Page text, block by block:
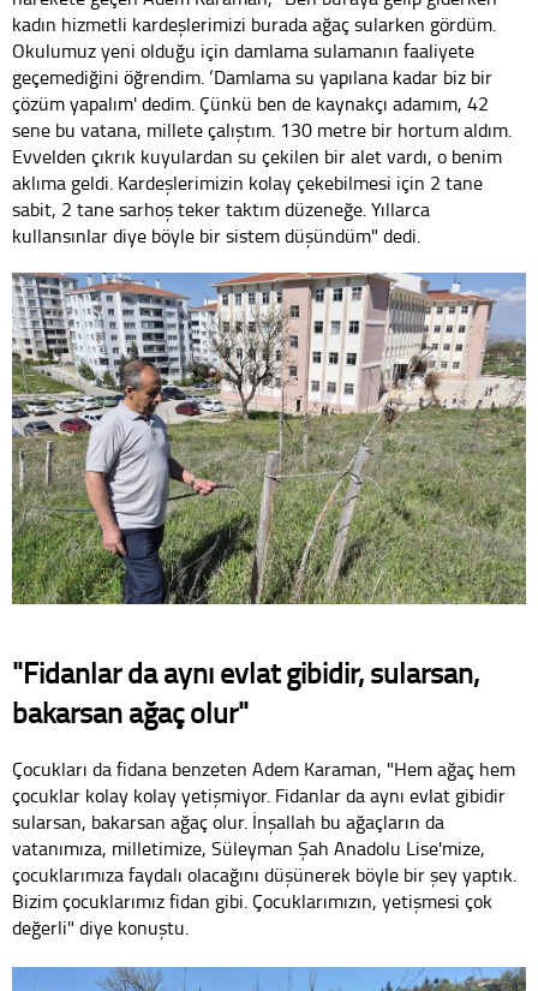
kadın hizmetli kardeşlerimizi burada ağaç sularken gördüm.
Okulumuz yeni olduğu için damlama sulamanın faaliyete
geçemediğini öğrendim. ‘Damlama su yapılana kadar biz bir
çözüm yapalım' dedim. Çünkü ben de kaynakçı adamım, 42
sene bu vatana, millete çalıştım. 130 metre bir hortum aldım.
Evvelden çıkrık kuyulardan su çekilen bir alet vardı, o benim
aklıma geldi. Kardeşlerimizin kolay çekebilmesi için 2 tane
sabit, 2 tane sarhoş teker taktım düzeneğe. Yıllarca
kullansınlar diye böyle bir sistem düşündüm" dedi.
"Fidanlar da aynı evlat gibidir, sularsan,
bakarsan ağaç olur"
Çocukları da fidana benzeten Adem Karaman, "Hem ağaç hem
çocuklar kolay kolay yetişmiyor. Fidanlar da aynı evlat gibidir
sularsan, bakarsan ağaç olur. İnşallah bu ağaçların da
vatanımıza, milletimize, Süleyman Şah Anadolu Lise'mize,
çocuklarımıza faydalı olacağını düşünerek böyle bir şey yaptık.
Bizim çocuklarımız fidan gibi. Çocuklarımızın, yetişmesi çok
değerli" diye konuştu.